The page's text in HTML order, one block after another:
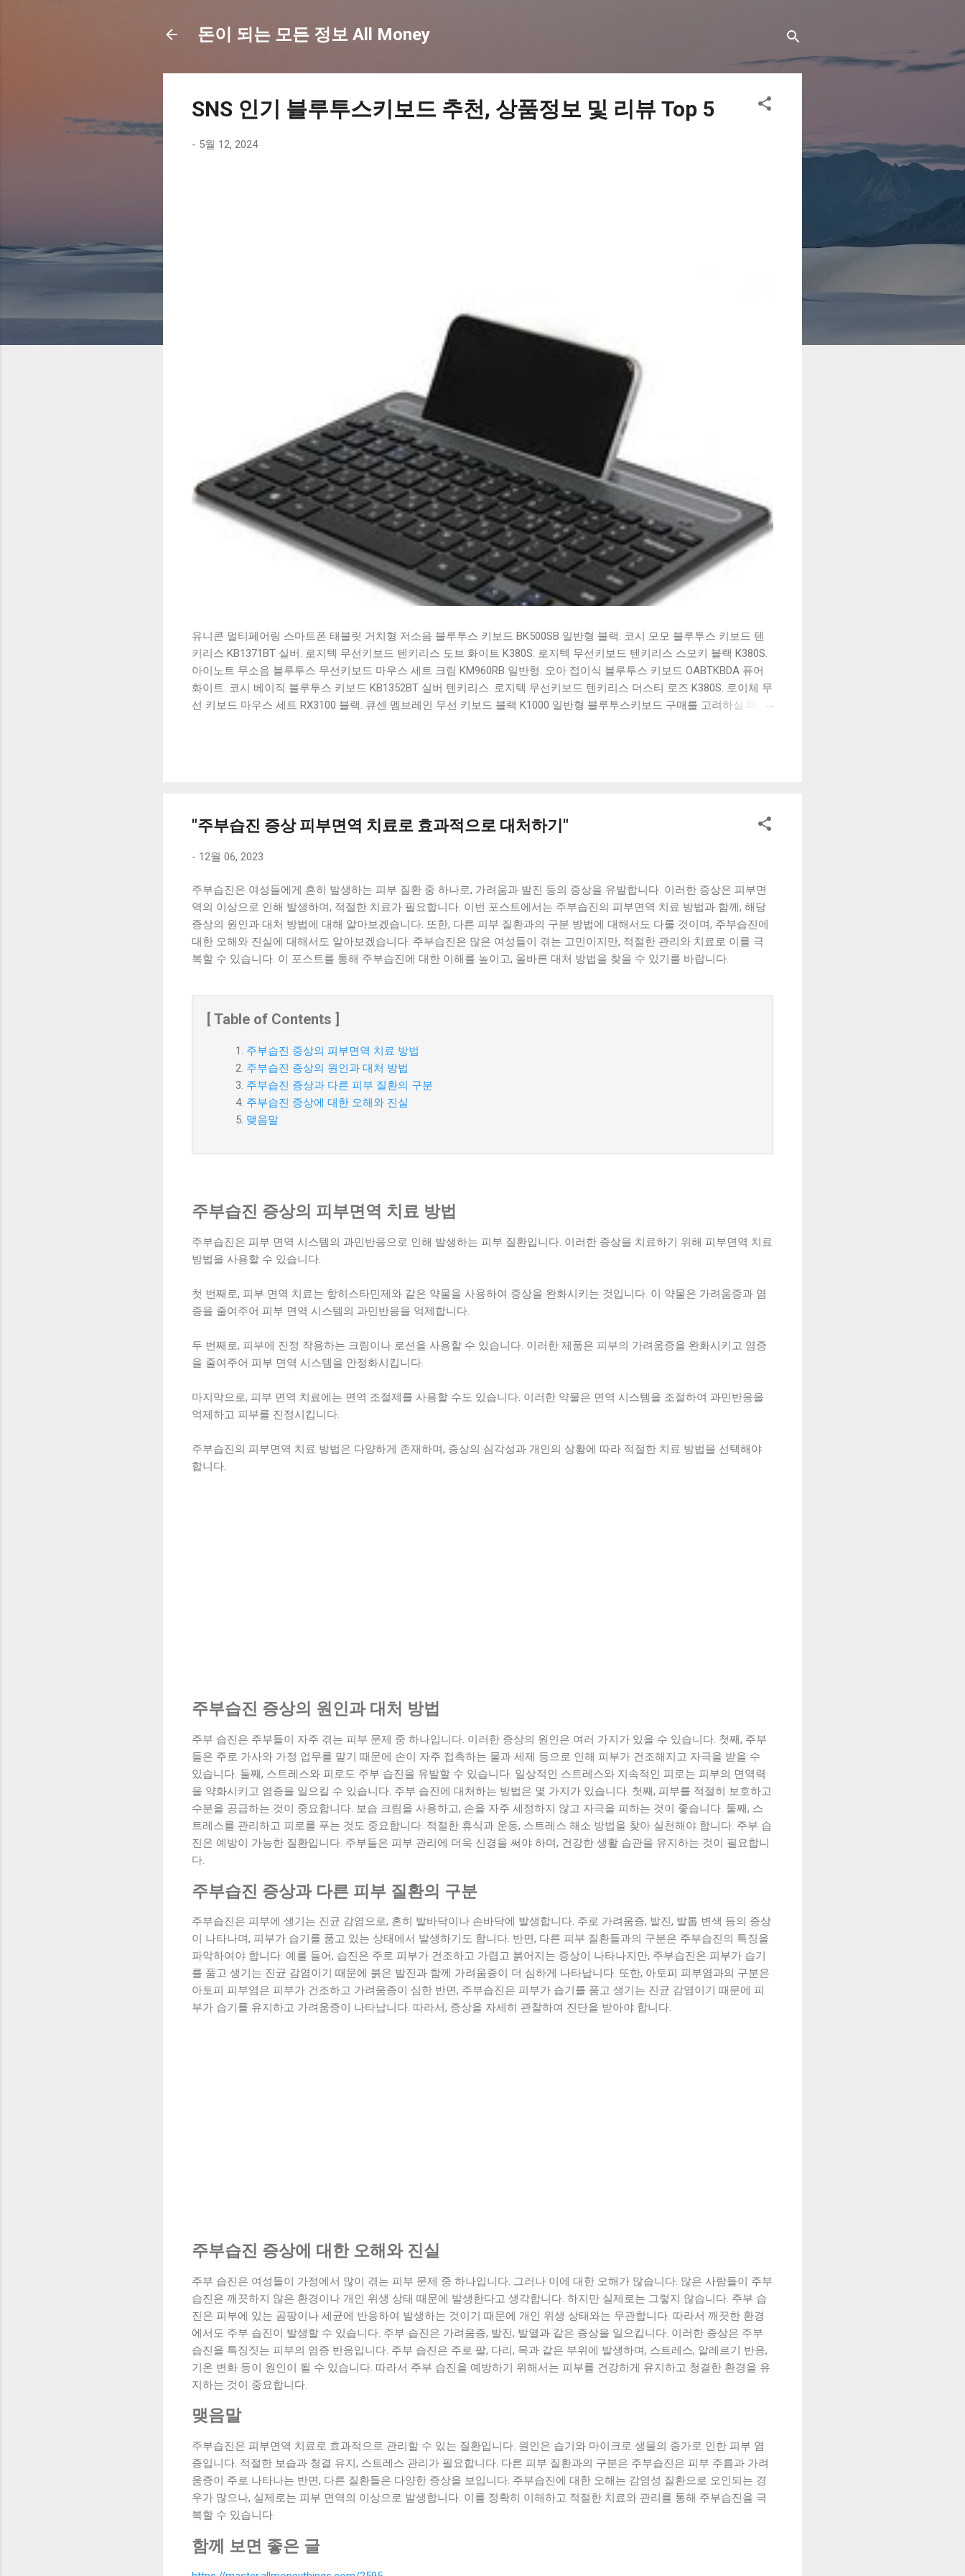
돈이 되는 모든 정보 All Money
SNS 인기 블루투스키보드 추천, 상품정보 및 리뷰 Top 5
- 5월 12, 2024
유니콘 멀티페어링 스마트폰 태블릿 거치형 저소음 블루투스 키보드 BK500SB 일반형 블랙. 코시 모모 블루투스 키보드 텐
키리스 KB1371BT 실버. 로지텍 무선키보드 텐키리스 도브 화이트 K380S. 로지텍 무선키보드 텐키리스 스모키 블랙 K380S.
아이노트 무소음 블루투스 무선키보드 마우스 세트 크림 KM960RB 일반형. 오아 접이식 블루투스 키보드 OABTKBDA 퓨어
화이트. 코시 베이직 블루투스 키보드 KB1352BT 실버 텐키리스. 로지텍 무선키보드 텐키리스 더스티 로즈 K380S. 로이체 무
선 키보드 마우스 세트 RX3100 블랙. 큐센 멤브레인 무선 키보드 블랙 K1000 일반형 블루투스키보드 구매를 고려하실 때, 추
"주부습진 증상 피부면역 치료로 효과적으로 대처하기"
- 12월 06, 2023
주부습진은 여성들에게 흔히 발생하는 피부 질환 중 하나로, 가려움과 발진 등의 증상을 유발합니다. 이러한 증상은 피부면
역의 이상으로 인해 발생하며, 적절한 치료가 필요합니다. 이번 포스트에서는 주부습진의 피부면역 치료 방법과 함께, 해당
증상의 원인과 대처 방법에 대해 알아보겠습니다. 또한, 다른 피부 질환과의 구분 방법에 대해서도 다룰 것이며, 주부습진에
대한 오해와 진실에 대해서도 알아보겠습니다. 주부습진은 많은 여성들이 겪는 고민이지만, 적절한 관리와 치료로 이를 극
복할 수 있습니다. 이 포스트를 통해 주부습진에 대한 이해를 높이고, 올바른 대처 방법을 찾을 수 있기를 바랍니다.
[ Table of Contents ]
주부습진 증상의 피부면역 치료 방법
주부습진 증상의 원인과 대처 방법
주부습진 증상과 다른 피부 질환의 구분
주부습진 증상에 대한 오해와 진실
맺음말
주부습진 증상의 피부면역 치료 방법
주부습진은 피부 면역 시스템의 과민반응으로 인해 발생하는 피부 질환입니다. 이러한 증상을 치료하기 위해 피부면역 치료
방법을 사용할 수 있습니다.
첫 번째로, 피부 면역 치료는 항히스타민제와 같은 약물을 사용하여 증상을 완화시키는 것입니다. 이 약물은 가려움증과 염
증을 줄여주어 피부 면역 시스템의 과민반응을 억제합니다.
두 번째로, 피부에 진정 작용하는 크림이나 로션을 사용할 수 있습니다. 이러한 제품은 피부의 가려움증을 완화시키고 염증
을 줄여주어 피부 면역 시스템을 안정화시킵니다.
마지막으로, 피부 면역 치료에는 면역 조절제를 사용할 수도 있습니다. 이러한 약물은 면역 시스템을 조절하여 과민반응을
억제하고 피부를 진정시킵니다.
주부습진의 피부면역 치료 방법은 다양하게 존재하며, 증상의 심각성과 개인의 상황에 따라 적절한 치료 방법을 선택해야
합니다.
주부습진 증상의 원인과 대처 방법
주부 습진은 주부들이 자주 겪는 피부 문제 중 하나입니다. 이러한 증상의 원인은 여러 가지가 있을 수 있습니다. 첫째, 주부
들은 주로 가사와 가정 업무를 맡기 때문에 손이 자주 접촉하는 물과 세제 등으로 인해 피부가 건조해지고 자극을 받을 수
있습니다. 둘째, 스트레스와 피로도 주부 습진을 유발할 수 있습니다. 일상적인 스트레스와 지속적인 피로는 피부의 면역력
을 약화시키고 염증을 일으킬 수 있습니다. 주부 습진에 대처하는 방법은 몇 가지가 있습니다. 첫째, 피부를 적절히 보호하고
수분을 공급하는 것이 중요합니다. 보습 크림을 사용하고, 손을 자주 세정하지 않고 자극을 피하는 것이 좋습니다. 둘째, 스
트레스를 관리하고 피로를 푸는 것도 중요합니다. 적절한 휴식과 운동, 스트레스 해소 방법을 찾아 실천해야 합니다. 주부 습
진은 예방이 가능한 질환입니다. 주부들은 피부 관리에 더욱 신경을 써야 하며, 건강한 생활 습관을 유지하는 것이 필요합니
다.
주부습진 증상과 다른 피부 질환의 구분
주부습진은 피부에 생기는 진균 감염으로, 흔히 발바닥이나 손바닥에 발생합니다. 주로 가려움증, 발진, 발톱 변색 등의 증상
이 나타나며, 피부가 습기를 품고 있는 상태에서 발생하기도 합니다. 반면, 다른 피부 질환들과의 구분은 주부습진의 특징을
파악하여야 합니다. 예를 들어, 습진은 주로 피부가 건조하고 가렵고 붉어지는 증상이 나타나지만, 주부습진은 피부가 습기
를 품고 생기는 진균 감염이기 때문에 붉은 발진과 함께 가려움증이 더 심하게 나타납니다. 또한, 아토피 피부염과의 구분은
아토피 피부염은 피부가 건조하고 가려움증이 심한 반면, 주부습진은 피부가 습기를 품고 생기는 진균 감염이기 때문에 피
부가 습기를 유지하고 가려움증이 나타납니다. 따라서, 증상을 자세히 관찰하여 진단을 받아야 합니다.
주부습진 증상에 대한 오해와 진실
주부 습진은 여성들이 가정에서 많이 겪는 피부 문제 중 하나입니다. 그러나 이에 대한 오해가 많습니다. 많은 사람들이 주부
습진은 깨끗하지 않은 환경이나 개인 위생 상태 때문에 발생한다고 생각합니다. 하지만 실제로는 그렇지 않습니다. 주부 습
진은 피부에 있는 곰팡이나 세균에 반응하여 발생하는 것이기 때문에 개인 위생 상태와는 무관합니다. 따라서 깨끗한 환경
에서도 주부 습진이 발생할 수 있습니다. 주부 습진은 가려움증, 발진, 발열과 같은 증상을 일으킵니다. 이러한 증상은 주부
습진을 특징짓는 피부의 염증 반응입니다. 주부 습진은 주로 팔, 다리, 목과 같은 부위에 발생하며, 스트레스, 알레르기 반응,
기온 변화 등이 원인이 될 수 있습니다. 따라서 주부 습진을 예방하기 위해서는 피부를 건강하게 유지하고 청결한 환경을 유
지하는 것이 중요합니다.
맺음말
주부습진은 피부면역 치료로 효과적으로 관리할 수 있는 질환입니다. 원인은 습기와 마이크로 생물의 증가로 인한 피부 염
증입니다. 적절한 보습과 청결 유지, 스트레스 관리가 필요합니다. 다른 피부 질환과의 구분은 주부습진은 피부 주름과 가려
움증이 주로 나타나는 반면, 다른 질환들은 다양한 증상을 보입니다. 주부습진에 대한 오해는 감염성 질환으로 오인되는 경
우가 많으나, 실제로는 피부 면역의 이상으로 발생합니다. 이를 정확히 이해하고 적절한 치료와 관리를 통해 주부습진을 극
복할 수 있습니다.
함께 보면 좋은 글